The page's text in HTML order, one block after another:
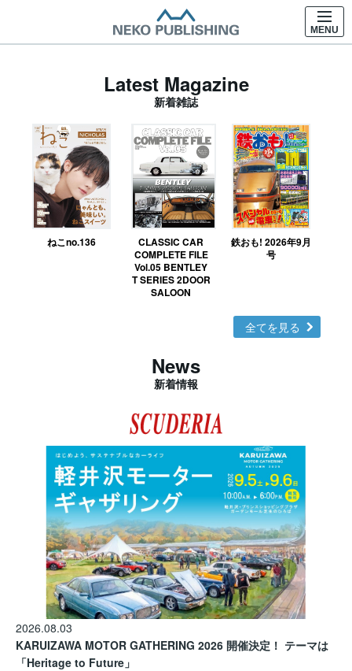
MENU
Latest Magazine
新着雑誌
ねこno.136
CLASSIC CAR
COMPLETE FILE
Vol.05 BENTLEY
T SERIES 2DOOR
SALOON
鉄おも! 2026年9月
号
全てを見る
News
新着情報
2026.08.03
KARUIZAWA MOTOR GATHERING 2026 開催決定！ テーマは
「Heritage to Future」